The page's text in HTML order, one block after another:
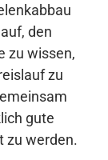
den
zu wissen,
zu
gute
zu werden.